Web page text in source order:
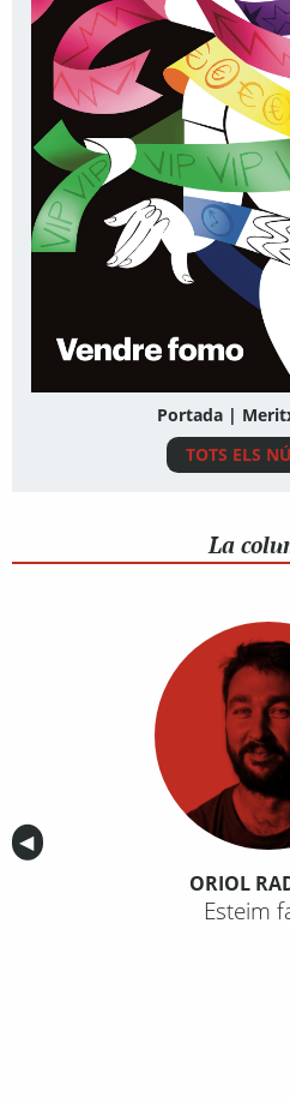
Portada |
TOTS ELS
La
Anterior
◀︎
ORIOL
Esteim